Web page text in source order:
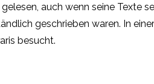
auch wenn seine
geschrieben waren. In
besucht.